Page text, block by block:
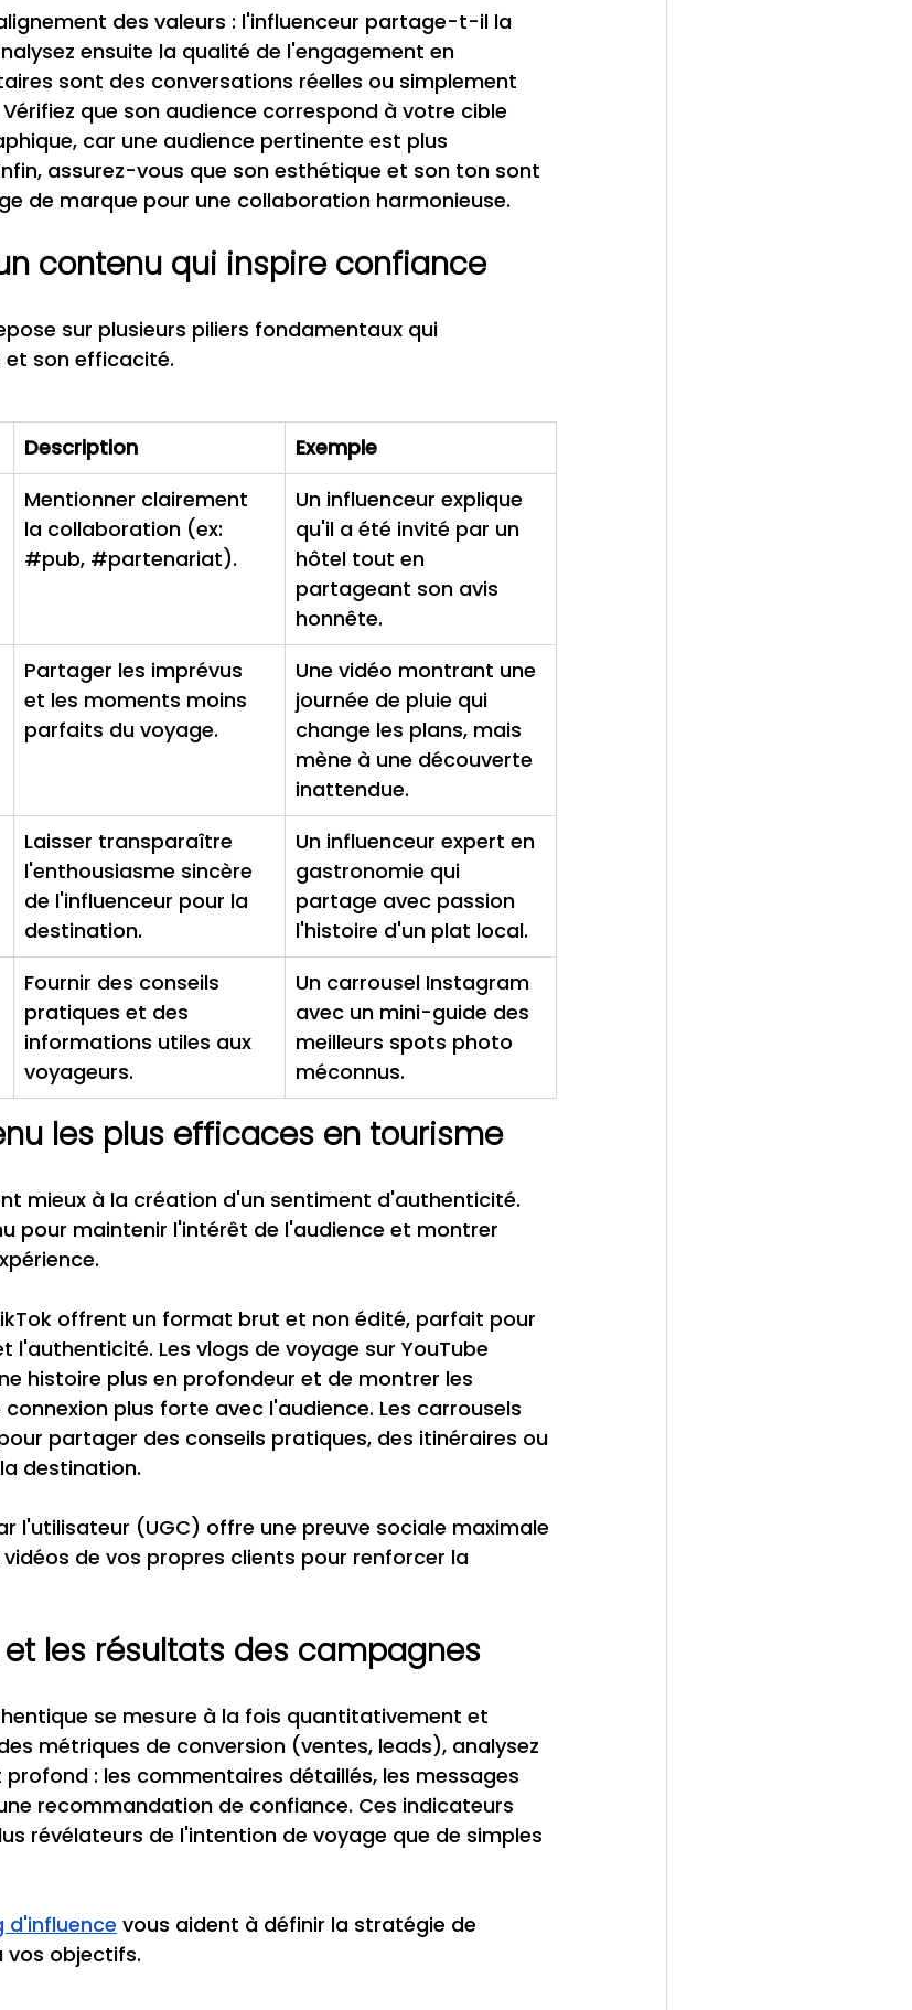
des valeurs : l'influenceur partage-t-il la
ensuite la qualité de l'engagement en
sont des conversations réelles ou simplement
que son audience correspond à votre cible
car une audience pertinente est plus
assurez-vous que son esthétique et son ton sont
de marque pour une collaboration harmonieuse.
contenu qui inspire confiance
sur plusieurs piliers fondamentaux qui
son efficacité.
Description
Exemple
Mentionner clairement
la collaboration (ex:
#pub, #partenariat).
Un influenceur explique
qu'il a été invité par un
hôtel tout en
partageant son avis
honnête.
Partager les imprévus
et les moments moins
parfaits du voyage.
Une vidéo montrant une
journée de pluie qui
change les plans, mais
mène à une découverte
inattendue.
Laisser transparaître
l'enthousiasme sincère
de l'influenceur pour la
destination.
Un influenceur expert en
gastronomie qui
partage avec passion
l'histoire d'un plat local.
Fournir des conseils
pratiques et des
informations utiles aux
voyageurs.
Un carrousel Instagram
avec un mini-guide des
meilleurs spots photo
méconnus.
les plus efficaces en tourisme
mieux à la création d'un sentiment d'authenticité.
pour maintenir l'intérêt de l'audience et montrer
offrent un format brut et non édité, parfait pour
l'authenticité. Les vlogs de voyage sur YouTube
histoire plus en profondeur et de montrer les
plus forte avec l'audience. Les carrousels
partager des conseils pratiques, des itinéraires ou
destination.
l'utilisateur (UGC) offre une preuve sociale maximale
de vos propres clients pour renforcer la
les résultats des campagnes
se mesure à la fois quantitativement et
métriques de conversion (ventes, leads), analysez
: les commentaires détaillés, les messages
recommandation de confiance. Ces indicateurs
révélateurs de l'intention de voyage que de simples
d'influence vous aident à définir la stratégie de
vos objectifs.